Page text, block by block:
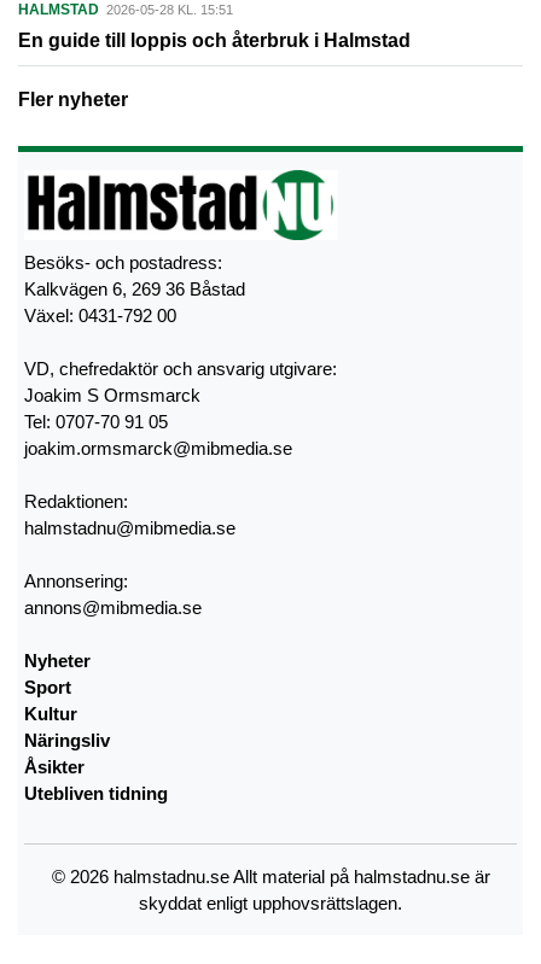
HALMSTAD 2026-05-28 KL. 15:51
En guide till loppis och återbruk i Halmstad
Fler nyheter
Besöks- och postadress:
Kalkvägen 6, 269 36 Båstad
Växel: 0431-792 00
VD, chefredaktör och ansvarig utgivare:
Joakim S Ormsmarck
Tel: 0707-70 91 05
joakim.ormsmarck@mibmedia.se
Redaktionen:
halmstadnu@mibmedia.se
Annonsering:
annons@mibmedia.se
Nyheter
Sport
Kultur
Näringsliv
Åsikter
Utebliven tidning
© 2026 halmstadnu.se Allt material på halmstadnu.se är
skyddat enligt upphovsrättslagen.